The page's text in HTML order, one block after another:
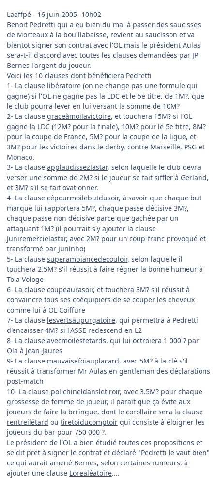
Laeffpé - 16 juin 2005- 10h02
Benoit Pedretti qui a eu bien du mal à passer des saucisses
de Morteaux à la bouillabaisse, revient au saucisson et va
bientot signer son contrat avec l'OL mais le président Aulas
sera-t-il d'accord avec toutes les clauses demandées par JP
Bernes l'argent du joueur.
Voici les 10 clauses dont bénéficiera Pedretti
1- La clause libératoire (on ne change pas une formule qui
gagne) si l'OL ne gagne pas la LDC et le 5e titre, de 1M?, que
le club pourra lever en lui versant la somme de 10M?
2- La clause graceàmoilavictoire, et touchera 15M? si l'OL
gagne la LDC (12M? pour la finale), 10M? pour le 5e titre, 8M?
pour la coupe de France, 5M? pour la coupe de la ligue, et
3M? pour les victoires dans le derby, contre Marseille, PSG et
Monaco.
3- La clause applaudissezlastar, selon laquelle le club devra
verser une somme de 2M? si le joueur se fait siffler à Gerland,
et 3M? s'il se fait ovationner.
4- La clause cépourmoilebutdusoir, à savoir que chaque but
marqué lui rapportera 5M?, chaque passe décisive 3M?,
chaque passe non décisive parce que gachée par un
attaquant 1M? (il pourrait s'y ajouter la clause
Juniremercielastar, avec 2M? pour un coup-franc provoqué et
transformé par Juninho)
5- La clause superambiancedecouloir, selon laquelle il
touchera 2.5M? s'il réussit à faire régner la bonne humeur à
Tola Vologe
6- La clause coupeaurasoir, et touchera 3M? s'il réussit à
convaincre tous ses coéquipiers de se couper les cheveux
comme lui à OL Coiffure
7- La clause lesvertsaupurgatoire, qui permettra à Pedretti
d'encaisser 4M? si l'ASSE redescend en L2
8- La clause avecmoilesfetards, qui lui octroiera 1 000 ? par
Ola à Jean-Jaures
9- La clause mauvaisefoiauplacard, avec 5M? à la clé s'il
réussit à transformer Mr Aulas en gentleman des déclarations
post-match
10- La clause polichineldansletiroir, avec 3.5M? pour chaque
grossesse de femme de joueur, il parait que ça évite aux
joueurs de faire la brringue, dont le corollaire sera la clause
rentreilétard ou tiretoiducomptoir qui consiste à éloigner les
joueurs du bar pour 750 000 ?.
Le président de l'OL a bien étudié toutes ces propositions et
se dit pret à signer le contrat et déclaré "Pedretti le vaut bien"
ce qui aurait amené Bernes, selon certaines rumeurs, à
ajouter une clause Lorealéatoire....